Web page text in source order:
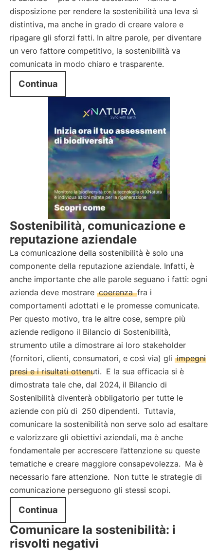
disposizione per rendere la sostenibilità una leva sì
distintiva, ma anche in grado di creare valore e
ripagare gli sforzi fatti. In altre parole, per diventare
un vero fattore competitivo, la sostenibilità va
comunicata in modo chiaro e trasparente.
Continua
Sostenibilità, comunicazione e
reputazione aziendale
La comunicazione della sostenibilità è solo una
componente della reputazione aziendale. Infatti, è
anche importante che alle parole seguano i fatti: ogni
azienda deve mostrare coerenza fra i
comportamenti adottati e le promesse comunicate.
Per questo motivo, tra le altre cose, sempre più
aziende redigono il Bilancio di Sostenibilità,
strumento utile a dimostrare ai loro stakeholder
(fornitori, clienti, consumatori, e così via) gli impegni
presi e i risultati ottenuti. E la sua efficacia si è
dimostrata tale che, dal 2024, il Bilancio di
Sostenibilità diventerà obbligatorio per tutte le
aziende con più di 250 dipendenti. Tuttavia,
comunicare la sostenibilità non serve solo ad esaltare
e valorizzare gli obiettivi aziendali, ma è anche
fondamentale per accrescere l’attenzione su queste
tematiche e creare maggiore consapevolezza. Ma è
necessario fare attenzione. Non tutte le strategie di
comunicazione perseguono gli stessi scopi.
Continua
Comunicare la sostenibilità: i
risvolti negativi